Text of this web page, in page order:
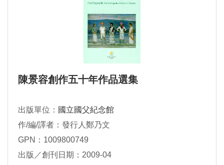
陳景容創作五十年作品選集
出版單位： 國立國父紀念館
作/編/譯者：發行人鄭乃文
GPN：1009800749
出版／創刊日期：2009-04